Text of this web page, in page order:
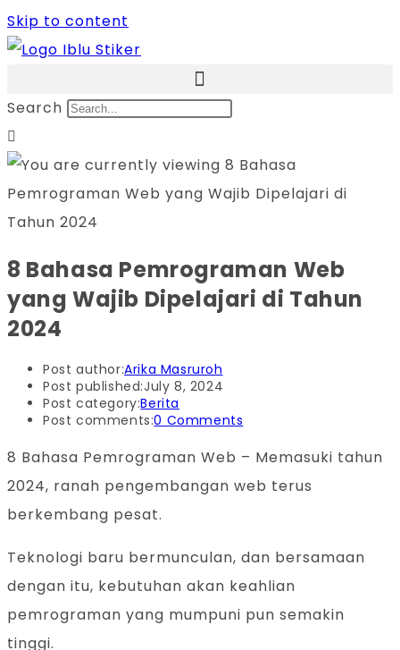
Skip to content
Search
8 Bahasa Pemrograman Web
yang Wajib Dipelajari di Tahun
2024
Post author:Arika Masruroh
Post published:July 8, 2024
Post category:Berita
Post comments:0 Comments
8 Bahasa Pemrograman Web – Memasuki tahun
2024, ranah pengembangan web terus
berkembang pesat.
Teknologi baru bermunculan, dan bersamaan
dengan itu, kebutuhan akan keahlian
pemrograman yang mumpuni pun semakin
tinggi.